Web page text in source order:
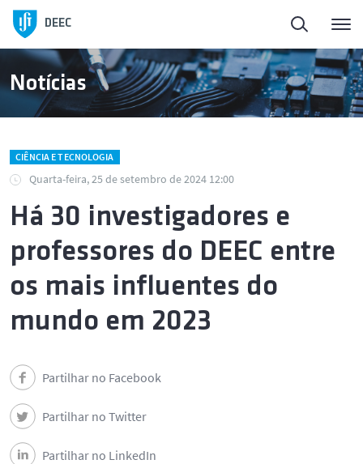
DEEC
Notícias
CIÊNCIA E TECNOLOGIA
Quarta-feira, 25 de setembro de 2024 12:00
Há 30 investigadores e
professores do DEEC entre
os mais influentes do
mundo em 2023
Partilhar no Facebook
Partilhar no Twitter
Partilhar no LinkedIn